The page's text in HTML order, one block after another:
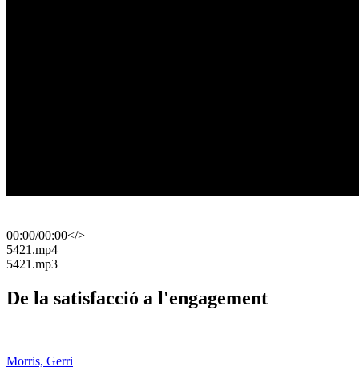
00:00/00:00</>
​5421.mp4
​5421.mp3
De la satisfacció a l'engagement
Morris, Gerri